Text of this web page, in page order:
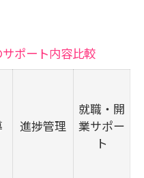
ポート内容比較
進捗管理
就職・開
業サポー
ト